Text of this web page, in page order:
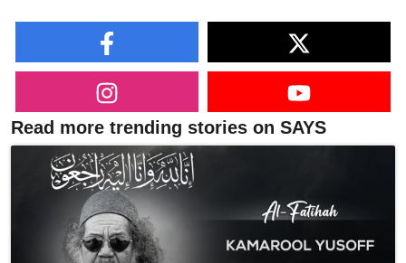
Read more trending stories on SAYS